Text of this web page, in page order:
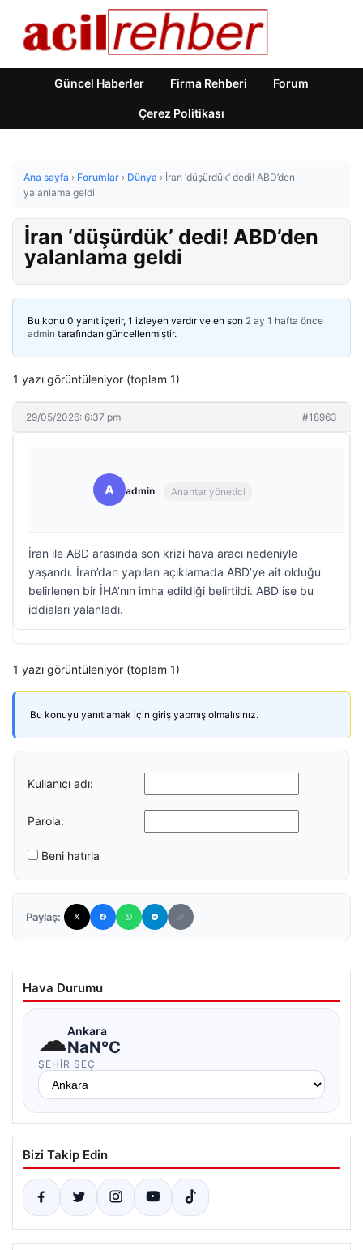
Güncel Haberler Firma Rehberi Forum
Çerez Politikası
Ana sayfa › Forumlar › Dünya › İran ‘düşürdük’ dedi! ABD’den
yalanlama geldi
İran ‘düşürdük’ dedi! ABD’den
yalanlama geldi
Bu konu 0 yanıt içerir, 1 izleyen vardır ve en son 2 ay 1 hafta önce
admin tarafından güncellenmiştir.
1 yazı görüntüleniyor (toplam 1)
29/05/2026: 6:37 pm #18963
A admin Anahtar yönetici
İran ile ABD arasında son krizi hava aracı nedeniyle
yaşandı. İran’dan yapılan açıklamada ABD’ye ait olduğu
belirlenen bir İHA’nın imha edildiği belirtildi. ABD ise bu
iddiaları yalanladı.
1 yazı görüntüleniyor (toplam 1)
Bu konuyu yanıtlamak için giriş yapmış olmalısınız.
Kullanıcı adı:
Parola:
Beni hatırla
Paylaş:
Hava Durumu
☁Ankara
NaN°C
ŞEHIR SEÇ
Bizi Takip Edin